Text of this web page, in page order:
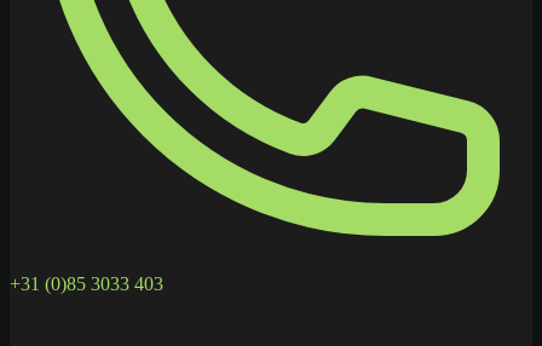
+31 (0)85 3033 403